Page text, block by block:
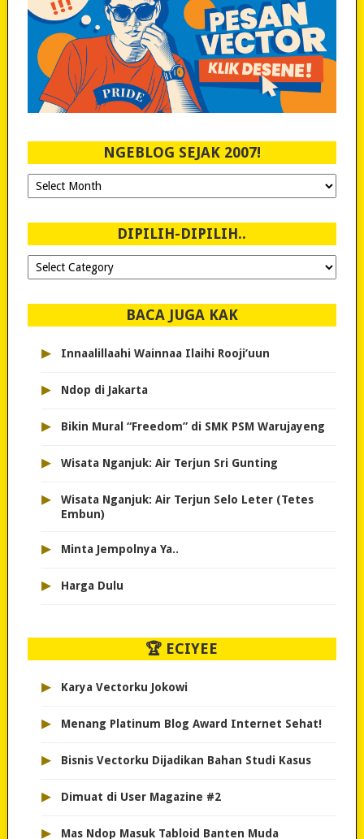
NGEBLOG SEJAK 2007!
Ngeblog
Sejak
DIPILIH-DIPILIH..
Dipilih-
dipilih..
BACA JUGA KAK
▸ Innaalillaahi Wainnaa Ilaihi Rooji’uun
▸ Ndop di Jakarta
▸ Bikin Mural “Freedom” di SMK PSM Warujayeng
▸ Wisata Nganjuk: Air Terjun Sri Gunting
▸
Wisata Nganjuk: Air Terjun Selo Leter (Tetes
Embun)
▸ Minta Jempolnya Ya..
▸ Harga Dulu
🏆 ECIYEE
▸ Karya Vectorku Jokowi
▸ Menang Platinum Blog Award Internet Sehat!
▸ Bisnis Vectorku Dijadikan Bahan Studi Kasus
▸ Dimuat di User Magazine #2
▸ Mas Ndop Masuk Tabloid Banten Muda